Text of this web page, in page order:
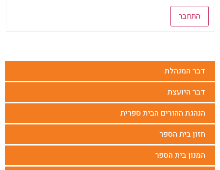
דבר המנהלת
דבר היועצת
הנהגת ההורים הבית ספרית
חזון בית הספר
המנון בית הספר
התחבר